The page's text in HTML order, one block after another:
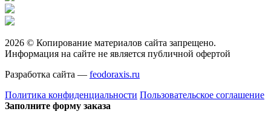
2026 © Копирование материалов сайта запрещено.
Информация на сайте не является публичной офертой
Разработка сайта — feodoraxis.ru
Политика конфиденциальности Пользовательское соглашение
Заполните форму заказа